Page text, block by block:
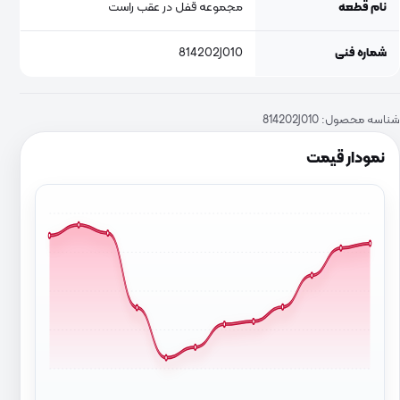
نمودار قیمت
نام قطعه مجموعه قفل در عقب راست
شماره فنی 814202J010
شناسه محصول: 814202J010